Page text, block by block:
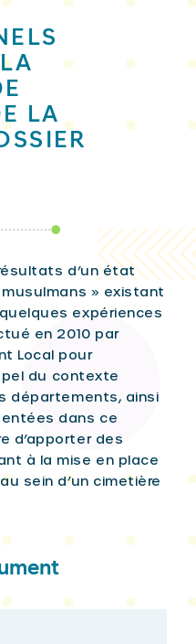
LA
d’un état
» existant
expériences
en 2010 par
Local pour
du contexte
départements, ainsi
dans ce
d’apporter des
à la mise en place
sein d’un cimetière